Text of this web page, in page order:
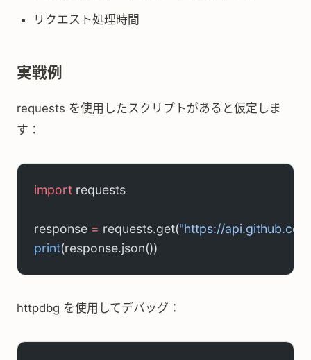
リクエスト処理時間
実戦例
requests を使用したスクリプトがあると仮定しま
す：
import requests
response = requests.get("https://
print(response.json())
httpdbg を使用してデバッグ：